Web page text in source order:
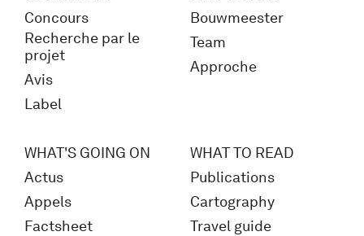
Concours
Recherche par le
projet
Avis
Label
Bouwmeester
Team
Approche
WHAT'S GOING ON
Actus
Appels
Factsheet
WHAT TO READ
Publications
Cartography
Travel guide